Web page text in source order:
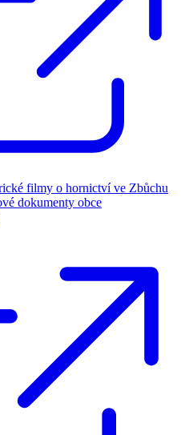
filmy o hornictví ve Zbůchu
dokumenty obce